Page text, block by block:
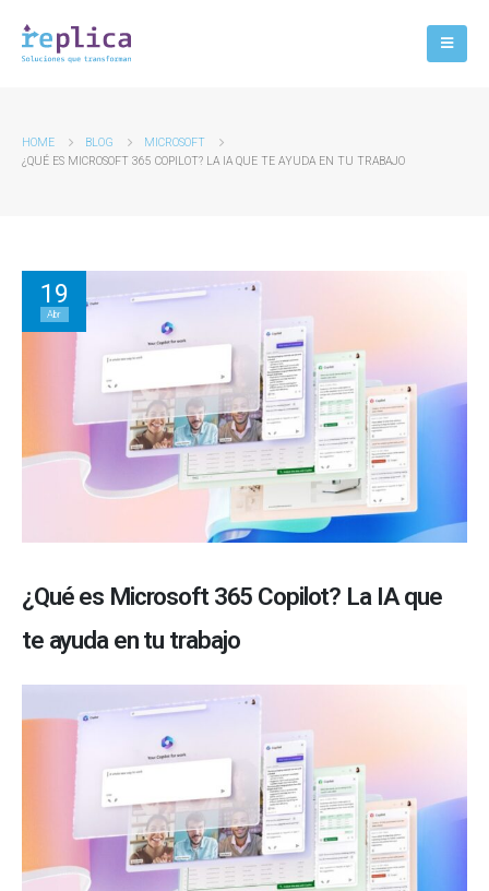
HOME BLOG
MICROSOFT
¿QUÉ ES MICROSOFT 365 COPILOT? LA IA QUE TE AYUDA EN TU TRABAJO
19
Abr
¿Qué es Microsoft 365 Copilot? La IA que
te ayuda en tu trabajo